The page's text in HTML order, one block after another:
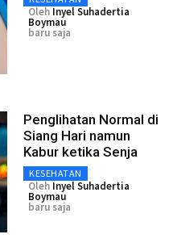
Oleh Inyel Suhadertia
Boymau
baru saja
Penglihatan Normal di
Siang Hari namun
Kabur ketika Senja
KESEHATAN
Oleh Inyel Suhadertia
Boymau
baru saja